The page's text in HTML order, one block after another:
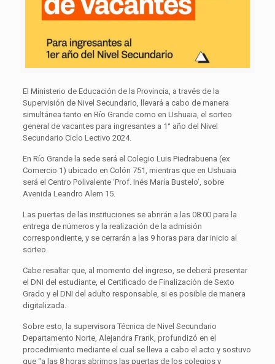
El Ministerio de Educación de la Provincia, a través de la
Supervisión de Nivel Secundario, llevará a cabo de manera
simultánea tanto en Río Grande como en Ushuaia, el sorteo
general de vacantes para ingresantes a 1° año del Nivel
Secundario Ciclo Lectivo 2024.
En Río Grande la sede será el Colegio Luis Piedrabuena (ex
Comercio 1) ubicado en Colón 751, mientras que en Ushuaia
será el Centro Polivalente ‘Prof. Inés María Bustelo’, sobre
Avenida Leandro Alem 15.
Las puertas de las instituciones se abrirán a las 08:00 para la
entrega de números y la realización de la admisión
correspondiente, y se cerrarán a las 9 horas para dar inicio al
sorteo.
Cabe resaltar que, al momento del ingreso, se deberá presentar
el DNI del estudiante, el Certificado de Finalización de Sexto
Grado y el DNI del adulto responsable, si es posible de manera
digitalizada.
Sobre esto, la supervisora Técnica de Nivel Secundario
Departamento Norte, Alejandra Frank, profundizó en el
procedimiento mediante el cual se lleva a cabo el acto y sostuvo
que “a las 8 horas abrimos las puertas de los colegios y